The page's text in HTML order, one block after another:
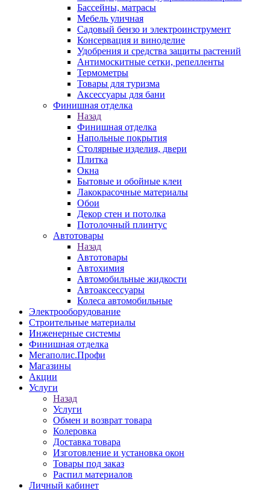
Бассейны, матрасы
Мебель уличная
Садовый бензо и электроинструмент
Консервация и виноделие
Удобрения и средства защиты растений
Антимоскитные сетки, репелленты
Термометры
Товары для туризма
Аксессуары для бани
Финишная отделка
Назад
Финишная отделка
Напольные покрытия
Столярные изделия, двери
Плитка
Окна
Бытовые и обойные клеи
Лакокрасочные материалы
Обои
Декор стен и потолка
Потолочный плинтус
Автотовары
Назад
Автотовары
Автохимия
Автомобильные жидкости
Автоаксессуары
Колеса автомобильные
Электрооборудование
Строительные материалы
Инженерные системы
Финишная отделка
Мегаполис.Профи
Магазины
Акции
Услуги
Назад
Услуги
Обмен и возврат товара
Колеровка
Доставка товара
Изготовление и установка окон
Товары под заказ
Распил материалов
Личный кабинет